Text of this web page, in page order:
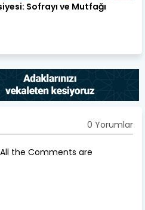
Sofrayı ve Mutfağı
0 Yorumlar
the Comments are